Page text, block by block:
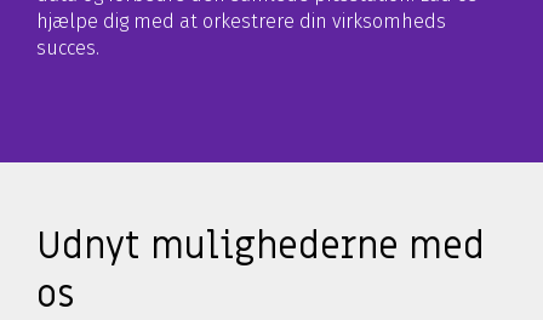
hjælpe dig med at orkestrere din virksomheds
succes.
Udnyt mulighederne med
os